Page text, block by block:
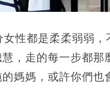
性都是柔柔弱弱
，走的每一步都
媽媽，或許你們